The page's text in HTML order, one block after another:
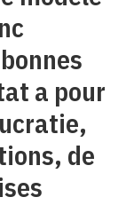
a pour
de